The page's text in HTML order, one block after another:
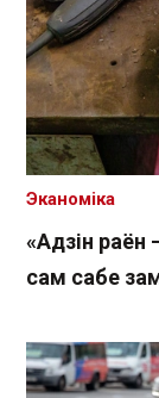
«Адзін раён
сам сабе
Эканоміка